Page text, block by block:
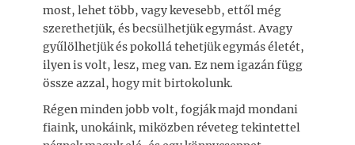
most, lehet több, vagy kevesebb, ettől még
szerethetjük, és becsülhetjük egymást. Avagy
gyűlölhetjük és pokollá tehetjük egymás életét,
ilyen is volt, lesz, meg van. Ez nem igazán függ
össze azzal, hogy mit birtokolunk.
Régen minden jobb volt, fogják majd mondani
fiaink, unokáink, miközben réveteg tekintettel